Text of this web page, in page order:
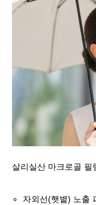
살리실산 마크로골 필
자외선(햇볕) 노출